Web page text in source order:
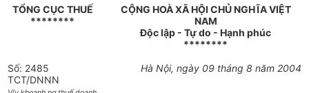
TỔNG CỤC THUẾ
********
CỘNG HOÀ XÃ HỘI CHỦ NGHĨA VIỆT
NAM
Độc lập - Tự do - Hạnh phúc
********
Số: 2485
TCT/DNNN
Hà Nội, ngày 09 tháng 8 năm 2004